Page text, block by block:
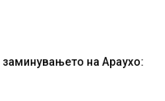
на Араухо: